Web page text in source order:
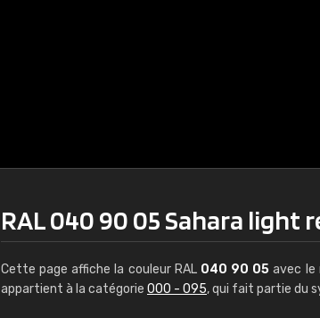
RAL 040 90 05 Sahara light
Cette page affiche la couleur RAL 040 90 05 avec le
appartient à la catégorie 000 - 095, qui fait partie du